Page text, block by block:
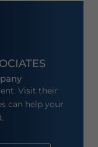
Visit their
can help your